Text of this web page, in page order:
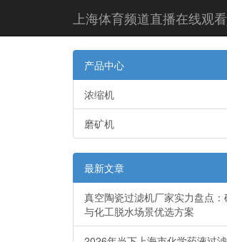
上海体育频道直播在线观
产品中心
浓缩机
磨矿机
最新文章
真空陶瓷过滤机厂家实力盘点：
与化工脱水场景优选方案